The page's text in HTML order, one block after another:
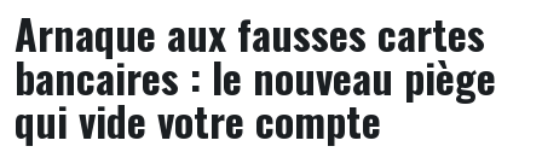
Arnaque aux fausses cartes
bancaires : le nouveau piège
qui vide votre compte